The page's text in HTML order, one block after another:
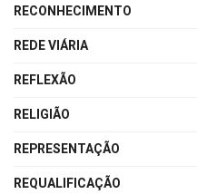
RECONHECIMENTO
REDE VIÁRIA
REFLEXÃO
RELIGIÃO
REPRESENTAÇÃO
REQUALIFICAÇÃO